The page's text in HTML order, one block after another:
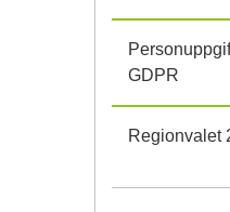
GDPR
Regionvalet